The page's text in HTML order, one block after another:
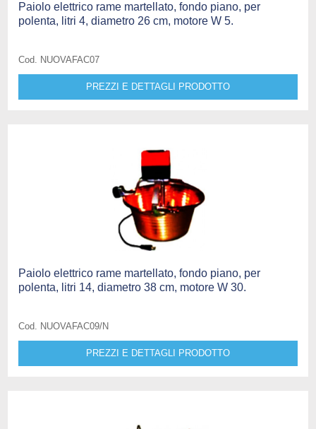
Paiolo elettrico rame martellato, fondo piano, per
polenta, litri 4, diametro 26 cm, motore W 5.
Cod. NUOVAFAC07
PREZZI E DETTAGLI PRODOTTO
Paiolo elettrico rame martellato, fondo piano, per
polenta, litri 14, diametro 38 cm, motore W 30.
Cod. NUOVAFAC09/N
PREZZI E DETTAGLI PRODOTTO